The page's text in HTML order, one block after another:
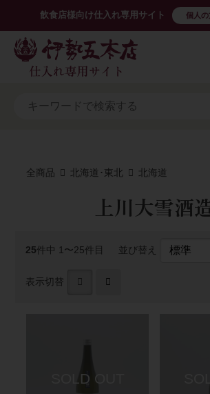
飲食店様向け仕入れ専用サイト 個人の
全商品 北海道･東北 北海道
上川大雪酒
25件中 1〜25件目 並び替え
表示切替